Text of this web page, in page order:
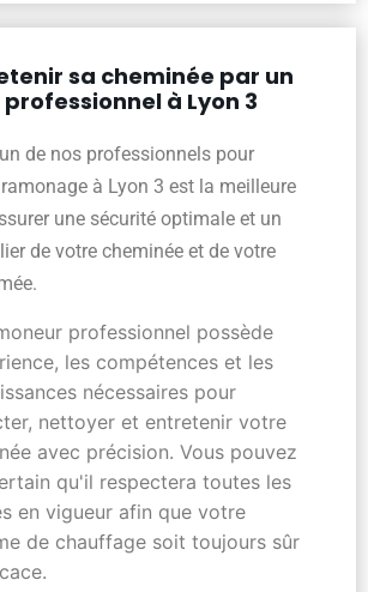
sa cheminée par un
à Lyon 3
de nos professionnels pour
à Lyon 3 est la meilleure
une sécurité optimale et un
de votre cheminée et de votre
professionnel possède
les compétences et les
nécessaires pour
nettoyer et entretenir votre
avec précision. Vous pouvez
qu'il respectera toutes les
en vigueur afin que votre
de chauffage soit toujours sûr